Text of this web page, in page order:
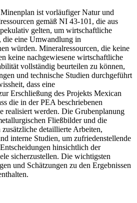
ist vorläufiger Natur und
gemäß NI 43-101, die aus
gelten, um wirtschaftliche
die eine Umwandlung in
würden. Mineralressourcen, die keine
keine nachgewiesene wirtschaftliche
vollständig beurteilen zu können,
und technische Studien durchgeführt
dass eine
Erschließung des Projekts Mexican
die in der PEA beschriebenen
realisiert werden. Die Grubenplanung
Fließbilder und die
detaillierte Arbeiten,
interne Studien, um zufriedenstellende
hinsichtlich der
sicherzustellen. Die wichtigsten
und Schätzungen zu den Ergebnissen